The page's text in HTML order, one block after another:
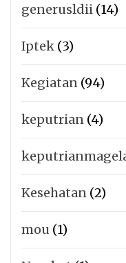
generusldii (14)
Iptek (3)
Kegiatan (94)
keputrian (4)
Kesehatan (2)
mou (1)